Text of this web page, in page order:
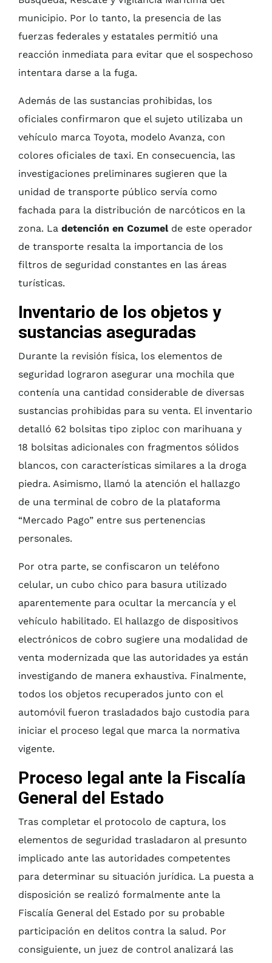
municipio. Por lo tanto, la presencia de las
fuerzas federales y estatales permitió una
reacción inmediata para evitar que el sospechoso
intentara darse a la fuga.
Además de las sustancias prohibidas, los
oficiales confirmaron que el sujeto utilizaba un
vehículo marca Toyota, modelo Avanza, con
colores oficiales de taxi. En consecuencia, las
investigaciones preliminares sugieren que la
unidad de transporte público servía como
fachada para la distribución de narcóticos en la
zona. La detención en Cozumelde este operador
de transporte resalta la importancia de los
filtros de seguridad constantes en las áreas
turísticas.
Inventario de los objetos y
sustancias aseguradas
Durante la revisión física, los elementos de
seguridad lograron asegurar una mochila que
contenía una cantidad considerable de diversas
sustancias prohibidas para su venta. El inventario
detalló 62 bolsitas tipo ziploc con marihuana y
18 bolsitas adicionales con fragmentos sólidos
blancos, con características similares a la droga
piedra. Asimismo, llamó la atención el hallazgo
de una terminal de cobro de la plataforma
“Mercado Pago” entre sus pertenencias
personales.
Por otra parte, se confiscaron un teléfono
celular, un cubo chico para basura utilizado
aparentemente para ocultar la mercancía y el
vehículo habilitado. El hallazgo de dispositivos
electrónicos de cobro sugiere una modalidad de
venta modernizada que las autoridades ya están
investigando de manera exhaustiva. Finalmente,
todos los objetos recuperados junto con el
automóvil fueron trasladados bajo custodia para
iniciar el proceso legal que marca la normativa
vigente.
Proceso legal ante la Fiscalía
General del Estado
Tras completar el protocolo de captura, los
elementos de seguridad trasladaron al presunto
implicado ante las autoridades competentes
para determinar su situación jurídica. La puesta a
disposición se realizó formalmente ante la
Fiscalía General del Estado por su probable
participación en delitos contra la salud. Por
consiguiente, un juez de control analizará las